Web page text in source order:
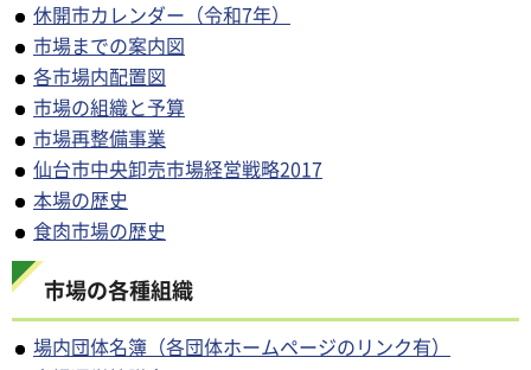
休開市カレンダー（令和7年）
市場までの案内図
各市場内配置図
市場の組織と予算
市場再整備事業
仙台市中央卸売市場経営戦略2017
本場の歴史
食肉市場の歴史
市場の各種組織
場内団体名簿（各団体ホームページのリンク有）